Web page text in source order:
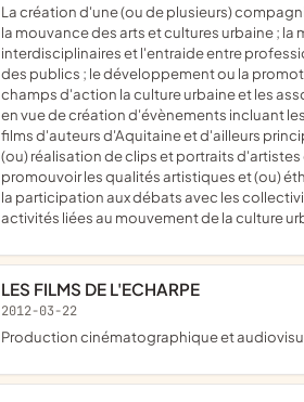
la création d'une (ou de plusieurs) compagnie professionnelle de spectacles vivants dont l'activité sera principalement la création-production et diffusion de spectacles dans
la mouvance des arts et cultures urbaine ;
interdisciplinaires et l'entraide entre
des publics ; le développement ou la
champs d'action la culture urbaine et les
en vue de création d'évènements incluant
films d'auteurs d'Aquitaine et d'ailleurs
(ou) réalisation de clips et portraits
promouvoir les qualités artistiques et (ou)
la participation aux débats avec les
activités liées au mouvement de la culture
LES FILMS DE L'ECHARPE
2012-03-22
production cinématographique et